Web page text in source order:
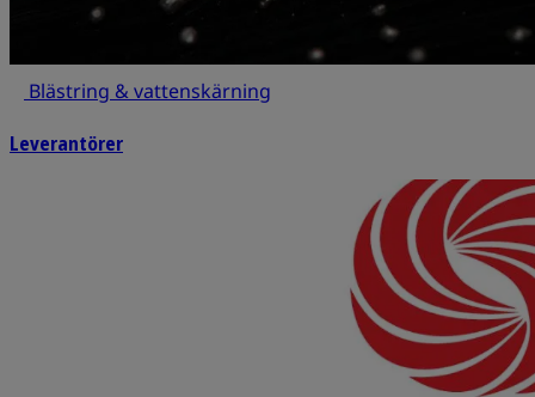
Blästring & vattenskärning
Leverantörer